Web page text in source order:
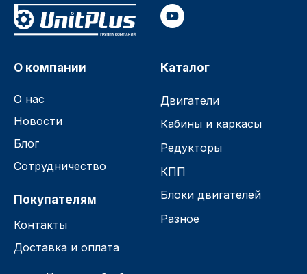
О компании
О нас
Новости
Блог
Сотрудничество
Покупателям
Контакты
Доставка и оплата
Каталог
Двигатели
Кабины и каркасы
Редукторы
КПП
Блоки двигателей
Разное